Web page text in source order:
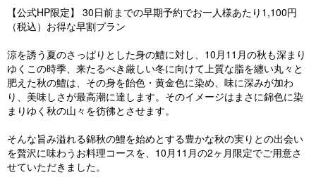
【公式HP限定】 30日前までの早期予約でお一人様あたり1,100円
（税込）お得な早割プラン
涼を誘う夏のさっぱりとした身の鱧に対し、10月11月の秋も深まり
ゆくこの時季、来たるべき厳しい冬に向けて上質な脂を纏い丸々と
肥えた秋の鱧は、その身を飴色・黄金色に染め、味に深みが加わ
り、美味しさが最高潮に達します。そのイメージはまさに錦色に染
まりゆく秋の山々を彷彿とさせます。
そんな旨み溢れる錦秋の鱧を始めとする豊かな秋の実りとの出会い
を贅沢に味わうお料理コースを、10月11月の2ヶ月限定でご用意さ
せていただきました。